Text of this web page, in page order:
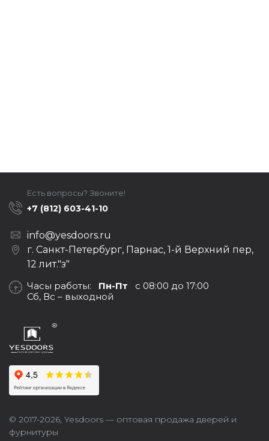
© 2017-2026, Yesdoors — оптовая продажа дверей и
фурнитуры
Есть вопросы? Звоните!
+7 (812) 603-41-10
info@yesdoors.ru
г. Санкт-Петербург, Парнас, 1-й Верхний пер,
12 лит."з"
Часы работы: Пн-Пт с 08:00 до 17:00
Сб, Вс – выходной